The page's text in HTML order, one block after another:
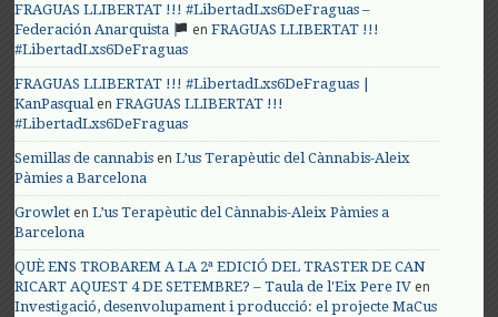
FRAGUAS LLIBERTAT !!! #LibertadLxs6DeFraguas –
Federación Anarquista
enFRAGUAS LLIBERTAT !!!
#LibertadLxs6DeFraguas
FRAGUAS LLIBERTAT !!! #LibertadLxs6DeFraguas |
KanPasqualenFRAGUAS LLIBERTAT !!!
#LibertadLxs6DeFraguas
Semillas de cannabis enL’us Terapèutic del Cànnabis-Aleix
Pàmies a Barcelona
Growlet enL’us Terapèutic del Cànnabis-Aleix Pàmies a
Barcelona
QUÈ ENS TROBAREM A LA 2ª EDICIÓ DEL TRASTER DE CAN
RICART AQUEST 4 DE SETEMBRE? – Taula de l'Eix Pere IV en
Investigació, desenvolupament i producció: el projecte MaCus